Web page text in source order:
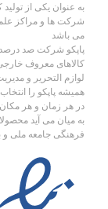
به عنوان یکی از تولید
شرکت ها و مراکز
می باشد
پاپکو شرکت صد درصد
کالاهای معروف خارجی
لوازم التحریر و
همیشه پاپکو را
در هر زمان و هر
به میان می آید
فرهنگی جامعه ملی